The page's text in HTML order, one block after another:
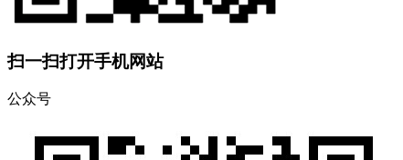
扫一扫打开手机网站
公众号